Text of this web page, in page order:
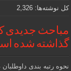
کل نوشته‌ها:2,326
مباحث جدیدی
گذاشته شده